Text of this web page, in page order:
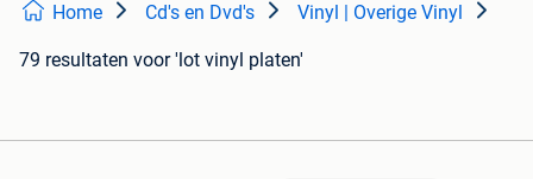
Home Cd's en Dvd's Vinyl | Overige Vinyl
79 resultaten voor 'lot vinyl platen'